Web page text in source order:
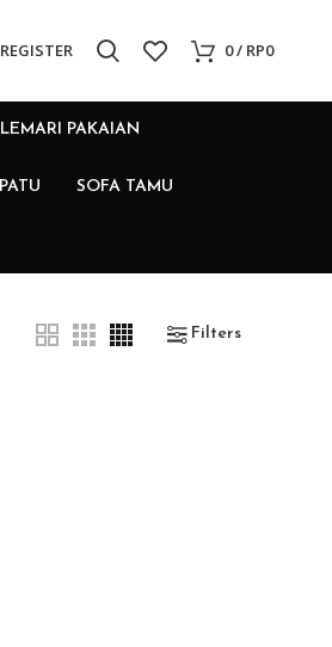
0/ RP0
LEMARI PAKAIAN
SOFA TAMU
Filters